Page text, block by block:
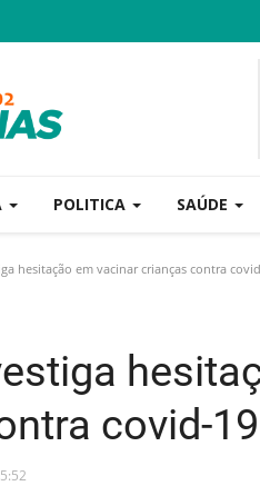
POLITICA SAÚDE
hesitação em vacinar crianças contra
covid-19